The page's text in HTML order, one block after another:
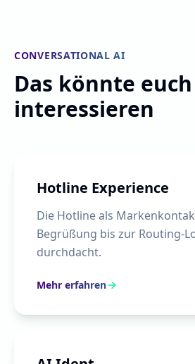
CONVERSATIONAL AI
Das könnte
interessieren
Hotline Experience
Die Hotline als
Begrüßung bis zur Routing-
durchdacht.
Mehr erfahren